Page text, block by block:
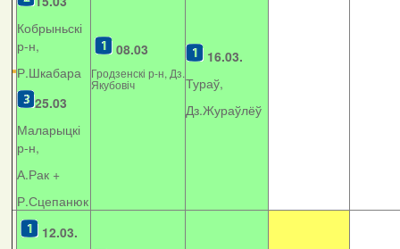
Кобрыньскі
р-н,
Р.Шкабара
25.03
Маларыцкі
р-н,
А.Рак +
Р.Сцепанюк
08.03
Гродзенскі р-н, Дз.
Якубовіч
16.03.
Тураў,
Дз.Жураўлёў
12.03.